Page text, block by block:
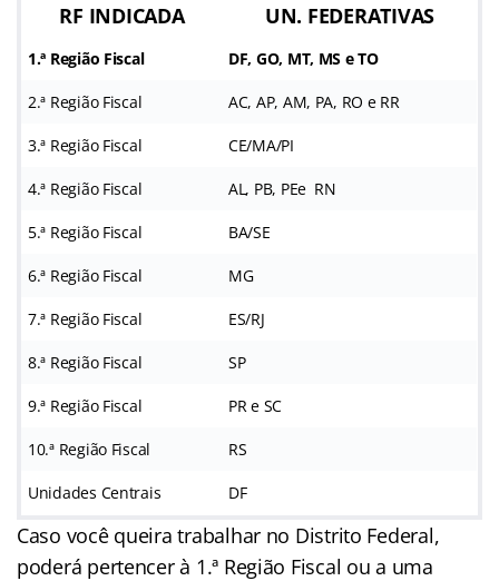
RF INDICADA UN. FEDERATIVAS
1.ª Região Fiscal DF, GO, MT, MS e TO
2.ª Região Fiscal AC, AP, AM, PA, RO e RR
3.ª Região Fiscal CE/MA/PI
4.ª Região Fiscal AL, PB, PEe RN
5.ª Região Fiscal BA/SE
6.ª Região Fiscal MG
7.ª Região Fiscal ES/RJ
8.ª Região Fiscal SP
9.ª Região Fiscal PR e SC
10.ª Região Fiscal RS
Unidades Centrais DF
Caso você queira trabalhar no Distrito Federal,
poderá pertencer à 1.ª Região Fiscal ou a uma